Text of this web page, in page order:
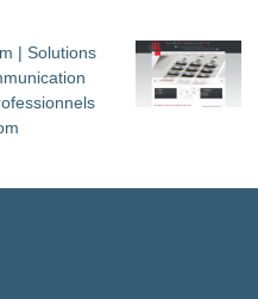
| Solutions